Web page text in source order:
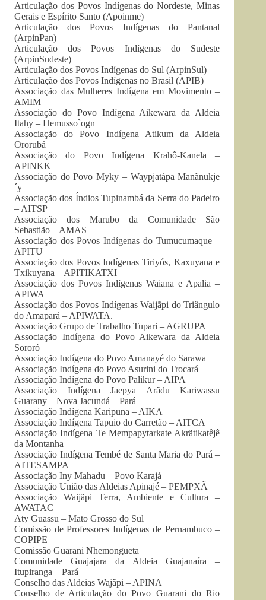
Articulação dos Povos Indígenas do Nordeste, Minas
Gerais e Espírito Santo (Apoinme)
Articulação dos Povos Indígenas do Pantanal
(ArpinPan)
Articulação dos Povos Indígenas do Sudeste
(ArpinSudeste)
Articulação dos Povos Indígenas do Sul (ArpinSul)
Articulação dos Povos Indígenas no Brasil (APIB)
Associação das Mulheres Indígena em Movimento –
AMIM
Associação do Povo Indígena Aikewara da Aldeia
Itahy – Hemusso`ogn
Associação do Povo Indígena Atikum da Aldeia
Ororubá
Associação do Povo Indígena Krahô-Kanela –
APINKK
Associação do Povo Myky – Waypjatápa Manãnukje
´y
Associação dos Índios Tupinambá da Serra do Padeiro
– AITSP
Associação dos Marubo da Comunidade São
Sebastião – AMAS
Associação dos Povos Indígenas do Tumucumaque –
APITU
Associação dos Povos Indígenas Tiriyós, Kaxuyana e
Txikuyana – APITIKATXI
Associação dos Povos Indígenas Waiana e Apalia –
APIWA
Associação dos Povos Indígenas Waijãpi do Triângulo
do Amapará – APIWATA.
Associação Grupo de Trabalho Tupari – AGRUPA
Associação Indígena do Povo Aikewara da Aldeia
Sororó
Associação Indígena do Povo Amanayé do Sarawa
Associação Indígena do Povo Asurini do Trocará
Associação Indígena do Povo Palikur – AIPA
Associação Indígena Jaepya Arãdu Kariwassu
Guarany – Nova Jacundá – Pará
Associação Indígena Karipuna – AIKA
Associação Indígena Tapuio do Carretão – AITCA
Associação Indígena Te Mempapytarkate Akrãtikatêjê
da Montanha
Associação Indígena Tembé de Santa Maria do Pará –
AITESAMPA
Associação Iny Mahadu – Povo Karajá
Associação União das Aldeias Apinajé – PEMPXÃ
Associação Waijãpi Terra, Ambiente e Cultura –
AWATAC
Aty Guassu – Mato Grosso do Sul
Comissão de Professores Indígenas de Pernambuco –
COPIPE
Comissão Guarani Nhemongueta
Comunidade Guajajara da Aldeia Guajanaíra –
Itupiranga – Pará
Conselho das Aldeias Wajãpi – APINA
Conselho de Articulação do Povo Guarani do Rio